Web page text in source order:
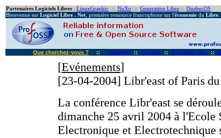
Partenaires Logiciels Libres : LinuxGraphic .::. NuXo .::. Generation Libre .::. QuebecOS
Bienvenue sur Logiciel Libre . Net , première ressource francophone sur l'économie du Libre
Que cherchez-vous ? :: Imprimer :: Contact :: A propos de... ::
[Evénements]
[23-04-2004] Libr'east of Paris
La conférence Libr'east se
dimanche 25 avril 2004 à l'Ecole
Electronique et Electrotechnique